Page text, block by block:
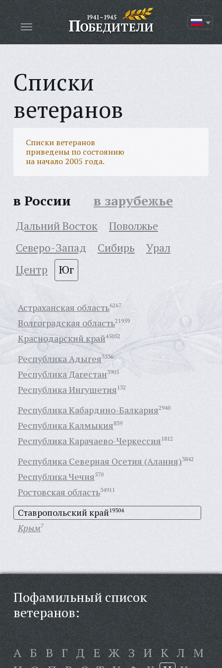
Списки
ветеранов
Списки ветеранов
приведены по состоянию
на начало 2005 года.
в России в зарубежье
Дальний Восток
Поволжье
Северо-Запад
Сибирь
Урал
Центр
Юг
Астраханская область6267
Волгоградская область21959
Краснодарский край45052
Республика Адыгея3336
Республика Дагестан3905
Республика Ингушетия132
Республика Кабардино-Балкария2940
Республика Калмыкия839
Республика Карачаево-Черкессия1812
Республика Северная Осетия (Алания)3842
Республика Чечня570
Ростовская область34911
Ставропольский край19304
Крым7
Пофамильный список
ветеранов:
А Б В Г Д Е Ж З И К Л М